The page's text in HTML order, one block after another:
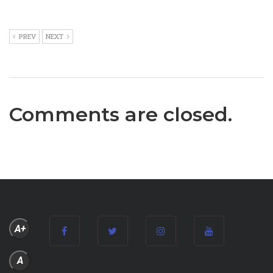
PREV NEXT
Comments are closed.
A+
A